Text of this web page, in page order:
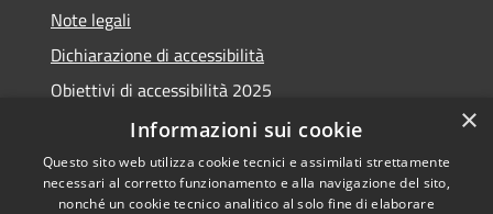
Note legali
Dichiarazione di accessibilità
Obiettivi di accessibilità 2025
Meccanismo di feedback
×
Informazioni sui cookie
Questo sito web utilizza cookie tecnici e assimilati strettamente
necessari al corretto funzionamento e alla navigazione del sito,
nonché un cookie tecnico analitico al solo fine di elaborare